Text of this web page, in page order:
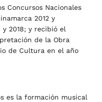
Concursos Nacionales
2012 y
y 2018; y recibió el
de la Obra
de Cultura en el año
es la formación musical